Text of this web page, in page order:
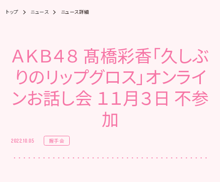
トップ ニュース ニュース詳細
ＡＫＢ４８ 髙橋彩香「久しぶ
りのリップグロス」オンライ
ンお話し会 １１月３日 不参
加
2022.10.05 握手会